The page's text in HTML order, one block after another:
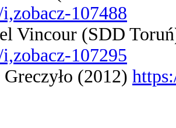
107488
Vincour (SDD
107295
(2012)